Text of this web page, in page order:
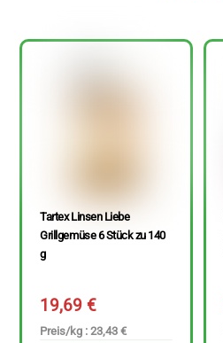
Tartex Linsen Liebe
Grillgemüse 6 Stück zu 140
g
19,69€
Preis/kg : 23,43 €